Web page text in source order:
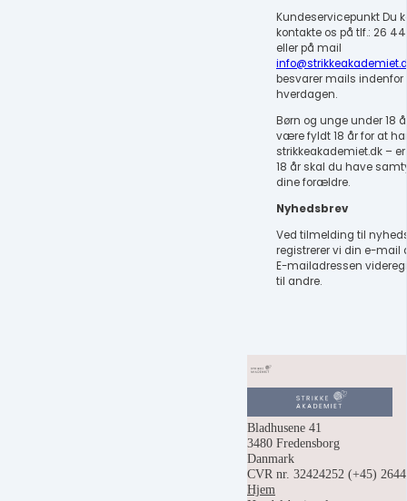
Kundeservicepunkt Du
kontakte os på tlf.: 26
eller på mail
besvarer mails
hverdagen.
Børn og unge under 18
være fyldt 18 år for at
strikkeakademiet.dk –
18 år skal du have
dine forældre.
Nyhedsbrev
Ved tilmelding til
registrerer vi din e-mail
E-mailadressen
til andre.
Bladhusene 41
3480 Fredensborg
Danmark
CVR nr. 32424252 (+45)
Hjem